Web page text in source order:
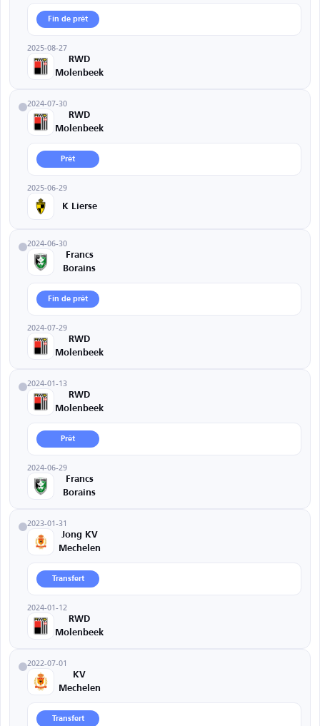
Fin de prêt
2025-08-27
RWD
Molenbeek
2024-07-30
RWD
Molenbeek
Prêt
2025-06-29
K Lierse
2024-06-30
Francs
Borains
Fin de prêt
2024-07-29
RWD
Molenbeek
2024-01-13
RWD
Molenbeek
Prêt
2024-06-29
Francs
Borains
2023-01-31
Jong KV
Mechelen
Transfert
2024-01-12
RWD
Molenbeek
2022-07-01
KV
Mechelen
Transfert